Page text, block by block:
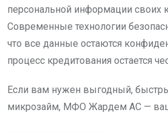
персональной информации своих
Современные технологии
что все данные остаются
процесс кредитования остается
Если вам нужен выгодный,
микрозайм, МФО Жардем АС —